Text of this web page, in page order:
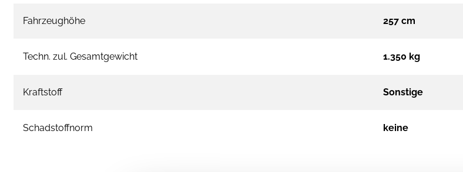
Fahrzeughöhe 257 cm
Techn. zul. Gesamtgewicht 1.350 kg
Kraftstoff Sonstige
Schadstoffnorm keine